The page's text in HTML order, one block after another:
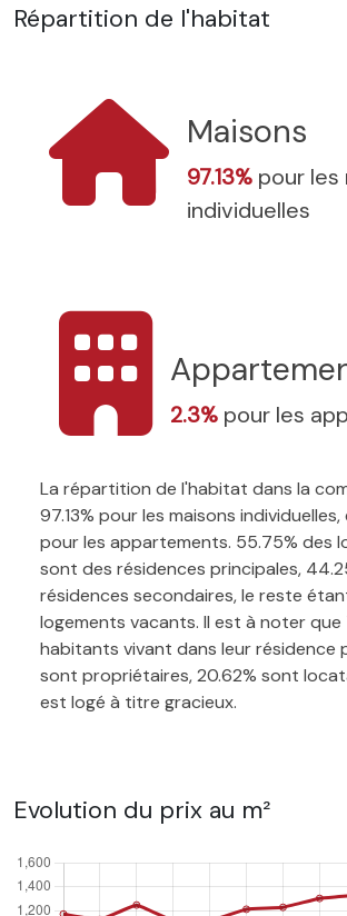
Répartition de l'habitat
Maisons
97.13% pour les
individuelles
2.3% pour les
La répartition de l'habitat dans la
97.13% pour les maisons individuelles,
pour les appartements. 55.75% des
sont des résidences principales,
résidences secondaires, le reste
logements vacants. Il est à noter que
habitants vivant dans leur résidence
sont propriétaires, 20.62% sont
est logé à titre gracieux.
Evolution du prix au m²